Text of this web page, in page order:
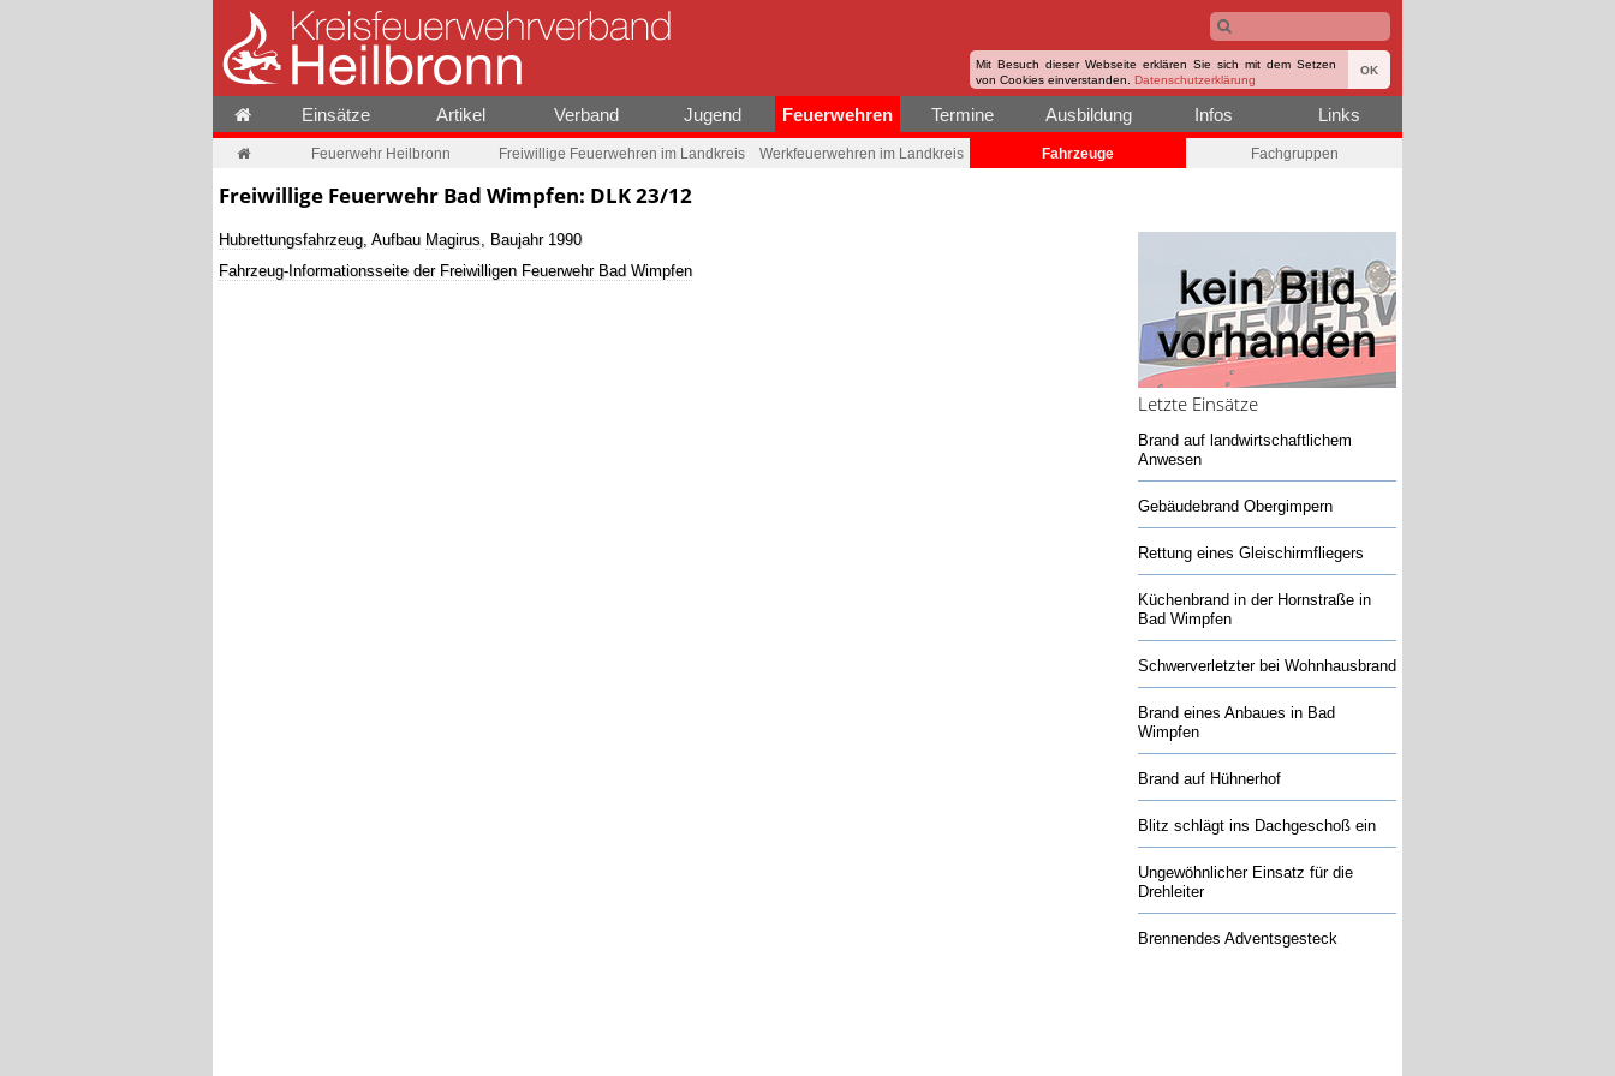
Mit Besuch dieser Webseite erklären Sie sich mit dem Setzen
von Cookies einverstanden. Datenschutzerklärung
OK
Einsätze Artikel Verband Jugend Feuerwehren Termine Ausbildung Infos Links
Feuerwehr Heilbronn Freiwillige Feuerwehren im Landkreis Werkfeuerwehren im Landkreis Fahrzeuge Fachgruppen
Freiwillige Feuerwehr Bad Wimpfen: DLK 23/12
Hubrettungsfahrzeug , Aufbau Magirus , Baujahr 1990
Fahrzeug-Informationsseite der Freiwilligen Feuerwehr Bad Wimpfen
Letzte Einsätze
Brand auf landwirtschaftlichem
Anwesen
Gebäudebrand Obergimpern
Rettung eines Gleischirmfliegers
Küchenbrand in der Hornstraße in
Bad Wimpfen
Schwerverletzter bei Wohnhausbrand
Brand eines Anbaues in Bad
Wimpfen
Brand auf Hühnerhof
Blitz schlägt ins Dachgeschoß ein
Ungewöhnlicher Einsatz für die
Drehleiter
Brennendes Adventsgesteck